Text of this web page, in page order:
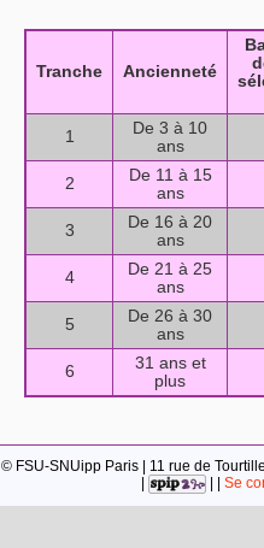
Tranche Ancienneté
1
De 3 à 10
ans
2
De 11 à 15
ans
3
De 16 à 20
ans
4
De 21 à 25
ans
5
De 26 à 30
ans
6
31 ans et
plus
© FSU-SNUipp Paris | 11 rue de
Se